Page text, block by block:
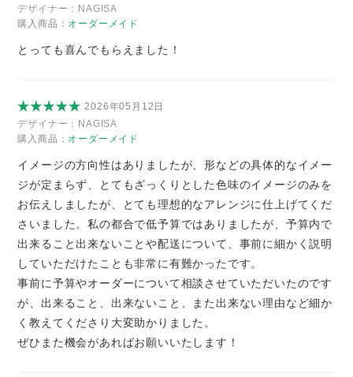
デザイナー： NAGISA
購入商品： オーダーメイド
とっても喜んでもらえました！
2026年05月12日
デザイナー： NAGISA
購入商品： オーダーメイド
イメージの方向性はありましたが、形などの具体的なイメー
ジが定まらず、とてもざっくりとした色味のイメージのみを
お伝えしましたが、とても理想的なアレンジに仕上げてくだ
さいました。私の都合で低予算ではありましたが、予算内で
出来ること出来ないことや配送について、事前に細かく説明
していただけたことも非常に有難かったです。
事前に予算やオーダーについて相談させていただいたのです
が、出来ること、出来ないこと、また出来ない理由など細か
く教えてくださり大変助かりました。
ぜひまた機会があればお願いいたします！